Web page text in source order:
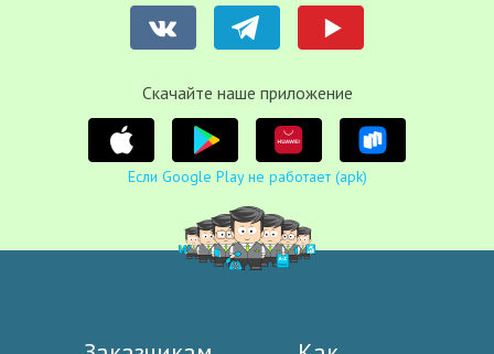
Cкачайте наше приложение
Если Google Play не работает (apk)